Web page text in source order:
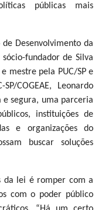
públicas mais
Desenvolvimento da
sócio-fundador de Silva
mestre pela PUC/SP e
COGEAE, Leonardo
segura, uma parceria
instituições de
e organizações do
buscar soluções
da lei é romper com a
com o poder público